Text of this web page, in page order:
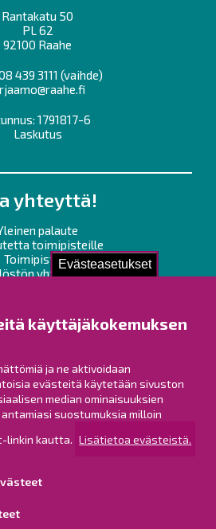
Evästeasetukset
käyttäjäkokemuksen
ja ne aktivoidaan
evästeitä käytetään sivuston
median ominaisuuksien
suostumuksia milloin
linkin kautta. Lisätietoa evästeistä.
Rantakatu 50
PL 62
92100 Raahe
439 3111 (vaihde)
1791817-6
Laskutus
yhteyttä!
palaute
toimipisteille
Toimipisteet
yhteystiedot
Facebookissa
Instagramissa
LinkedInissä
YouTubessa
ja pöytäkirjat